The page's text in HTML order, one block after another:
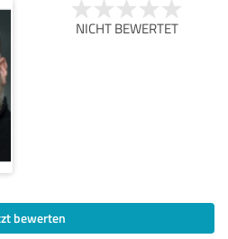
NICHT BEWERTET
bewerten